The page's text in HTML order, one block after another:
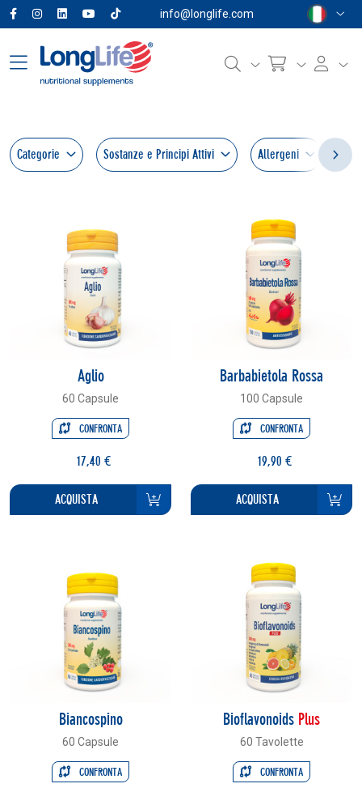
info@longlife.com
Categorie Sostanze e Principi Attivi Allergeni
Aglio
60 Capsule
CONFRONTA
17,40 €
ACQUISTA
Barbabietola Rossa
100 Capsule
CONFRONTA
19,90 €
ACQUISTA
Biancospino
60 Capsule
CONFRONTA
Bioflavonoids Plus
60 Tavolette
CONFRONTA